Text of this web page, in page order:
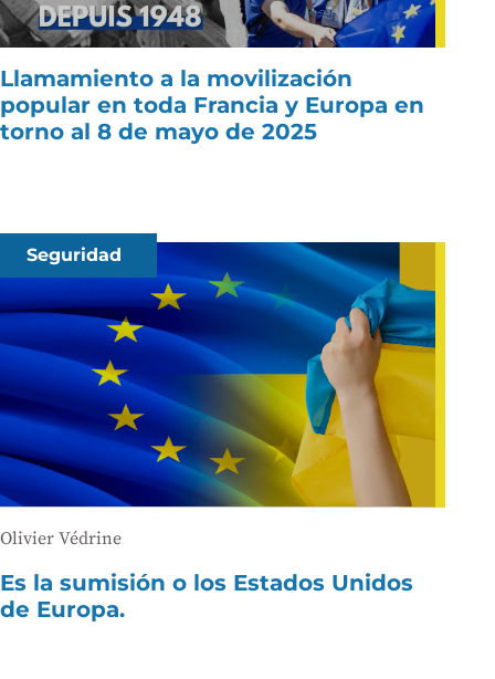
Llamamiento a la movilización
popular en toda Francia y Europa en
torno al 8 de mayo de 2025
Seguridad
Olivier Védrine
Es la sumisión o los Estados Unidos
de Europa.